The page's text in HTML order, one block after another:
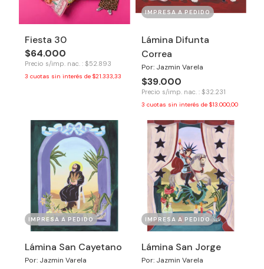
Fiesta 30
$64.000
Precio s/imp. nac. : $52.893
3 cuotas sin interés de $21.333,33
IMPRESA A PEDIDO
Lámina Difunta
Correa
Por: Jazmin Varela
$39.000
Precio s/imp. nac. : $32.231
3 cuotas sin interés de $13.000,00
IMPRESA A PEDIDO
Lámina San Cayetano
Por: Jazmin Varela
IMPRESA A PEDIDO
Lámina San Jorge
Por: Jazmin Varela